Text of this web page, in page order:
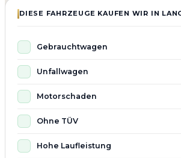
DIESE FAHRZEUGE KAUFEN WIR IN
Gebrauchtwagen
Unfallwagen
Motorschaden
Ohne TÜV
Hohe Laufleistung